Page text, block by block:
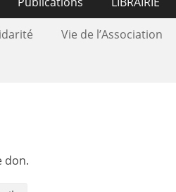
Vie de l’Association
don.